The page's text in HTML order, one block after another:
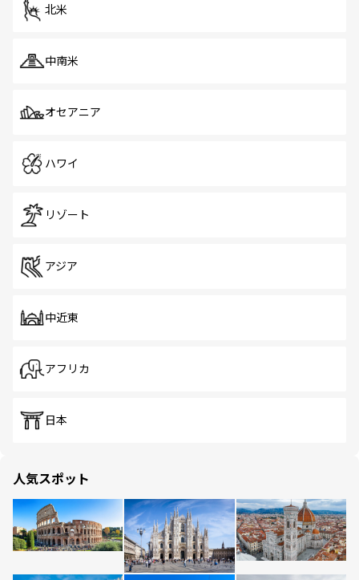
北米
中南米
オセアニア
ハワイ
リゾート
アジア
中近東
アフリカ
日本
人気スポット